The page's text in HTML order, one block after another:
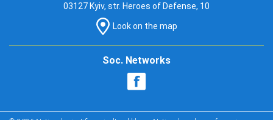
03127 Kyiv, str. Heroes of Defense, 10
Look on the map
Soc. Networks